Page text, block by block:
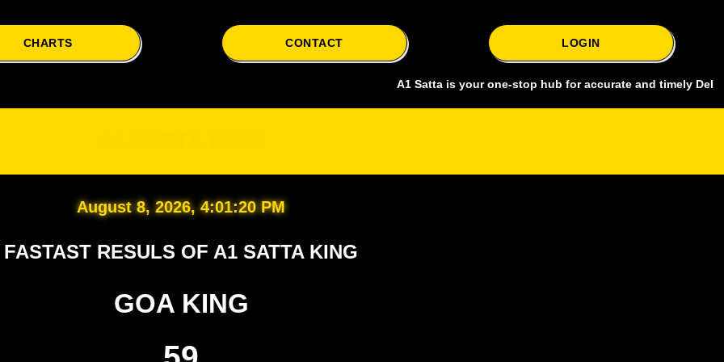
CHARTS CONTACT LOGIN
A1 Satta is your one-stop hub for accurate and timely Delhi
August 8, 2026, 4:01:21 PM
FASTAST RESULS OF A1 SATTA KING
GOA KING